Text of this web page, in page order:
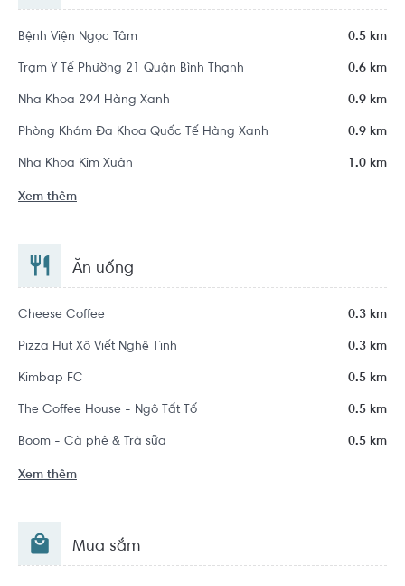
Bệnh Viện Ngọc Tâm 0.5 km
Trạm Y Tế Phường 21 Quận Bình Thạnh 0.6 km
Nha Khoa 294 Hàng Xanh 0.9 km
Phòng Khám Đa Khoa Quốc Tế Hàng Xanh 0.9 km
Nha Khoa Kim Xuân 1.0 km
Xem thêm
Ăn uống
Cheese Coffee 0.3 km
Pizza Hut Xô Viết Nghệ Tĩnh 0.3 km
Kimbap FC 0.5 km
The Coffee House - Ngô Tất Tố 0.5 km
Boom - Cà phê & Trà sữa 0.5 km
Xem thêm
Mua sắm